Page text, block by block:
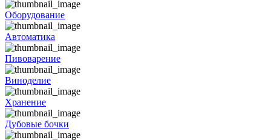
Оборудование
Автоматика
Пивоварение
Виноделие
Хранение
Дубовые бочки